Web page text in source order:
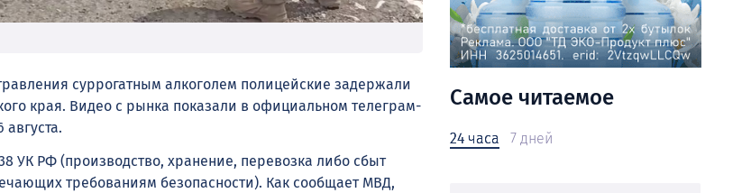
суррогатным алкоголем полицейские задержали
края. Видео с рынка показали в официальном телеграм-
УК РФ (производство, хранение, перевозка либо сбыт
требованиям безопасности). Как сообщает МВД,
Самое читаемое
24 часа 7 дней